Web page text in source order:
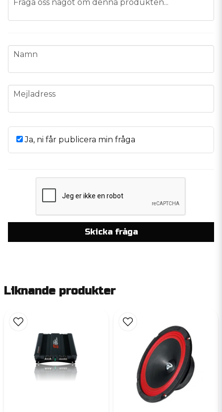
Fråga oss något om denna produkten...
name
Namn
email
Mejladress
Ja, ni får publicera min fråga
Skicka fråga
Liknande produkter